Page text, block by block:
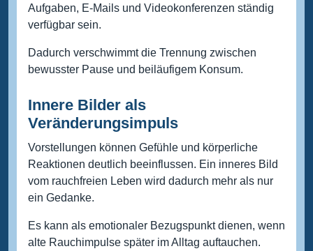
Aufgaben, E-Mails und Videokonferenzen ständig
verfügbar sein.
Dadurch verschwimmt die Trennung zwischen
bewusster Pause und beiläufigem Konsum.
Innere Bilder als
Veränderungsimpuls
Vorstellungen können Gefühle und körperliche
Reaktionen deutlich beeinflussen. Ein inneres Bild
vom rauchfreien Leben wird dadurch mehr als nur
ein Gedanke.
Es kann als emotionaler Bezugspunkt dienen, wenn
alte Rauchimpulse später im Alltag auftauchen.